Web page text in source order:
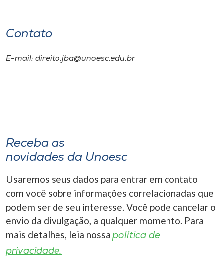
Contato
E-mail: direito.jba@unoesc.edu.br
Receba as
novidades da Unoesc
Usaremos seus dados para entrar em contato
com você sobre informações correlacionadas que
podem ser de seu interesse. Você pode cancelar o
envio da divulgação, a qualquer momento. Para
mais detalhes, leia nossa política de
privacidade.